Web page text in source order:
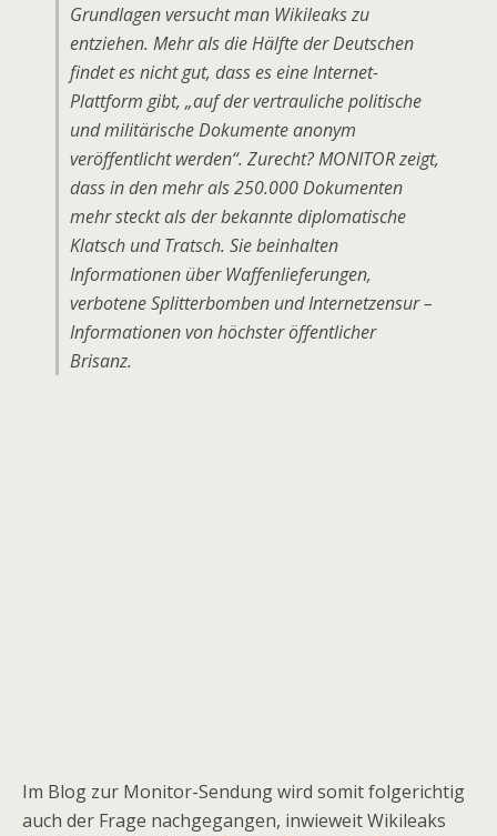
Grundlagen versucht man Wikileaks zu
entziehen. Mehr als die Hälfte der Deutschen
findet es nicht gut, dass es eine Internet-
Plattform gibt, „auf der vertrauliche politische
und militärische Dokumente anonym
veröffentlicht werden“. Zurecht? MONITOR zeigt,
dass in den mehr als 250.000 Dokumenten
mehr steckt als der bekannte diplomatische
Klatsch und Tratsch. Sie beinhalten
Informationen über Waffenlieferungen,
verbotene Splitterbomben und Internetzensur –
Informationen von höchster öffentlicher
Brisanz.
Im Blog zur Monitor-Sendung wird somit folgerichtig
auch der Frage nachgegangen, inwieweit Wikileaks